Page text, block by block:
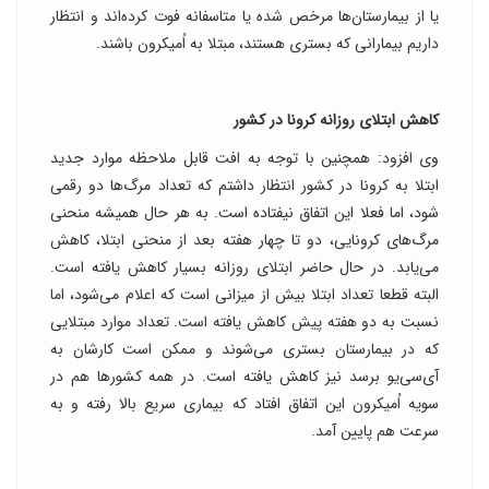
یا از بیمارستان‌ها مرخص شده یا متاسفانه فوت کرده‌اند و انتظار
داریم بیمارانی که بستری هستند، مبتلا به اُمیکرون باشند.
کاهش ابتلای روزانه کرونا در کشور
وی افزود: همچنین با توجه به افت قابل ملاحظه موارد جدید
ابتلا به کرونا در کشور انتظار داشتم که تعداد مرگ‌ها دو رقمی
شود، اما فعلا این اتفاق نیفتاده است. به هر حال همیشه منحنی
مرگ‌های کرونایی، دو تا چهار هفته بعد از منحنی ابتلا، کاهش
می‌یابد. در حال حاضر ابتلای روزانه بسیار کاهش یافته است.
البته قطعا تعداد ابتلا بیش از میزانی است که اعلام می‌شود، اما
نسبت به دو هفته پیش کاهش یافته است. تعداد موارد مبتلایی
که در بیمارستان بستری می‌شوند و ممکن است کارشان به
آی‌سی‌یو برسد نیز کاهش یافته است. در همه کشورها هم در
سویه اُمیکرون این اتفاق افتاد که بیماری سریع بالا رفته و به
سرعت هم پایین آمد.